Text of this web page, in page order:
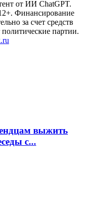
от ИИ ChatGPT.
Финансирование
за счет средств
партии.
выжить
с...